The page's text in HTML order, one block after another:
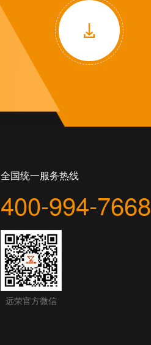
全国统一服务热线
400-994-7668
远荣官方微信